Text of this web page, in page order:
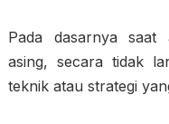
Pada dasarnya saat
asing, secara tidak
teknik atau strategi